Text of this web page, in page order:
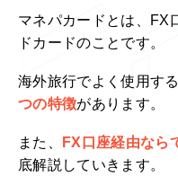
マネパカードとは、FX
ドカードのことです。
海外旅行でよく使用する
つの特徴があります。
また、 FX口座経由なら
底解説していきます。